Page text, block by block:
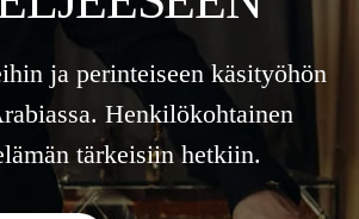
ja perinteiseen käsityöhön
Henkilökohtainen
tärkeisiin hetkiin.